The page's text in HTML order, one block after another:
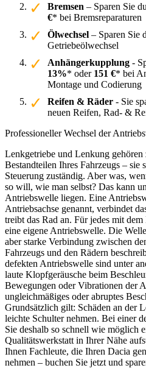
Bremsen – Sparen Sie
€* bei Bremsreparaturen
Ölwechsel – Sparen Sie
Getriebeölwechsel
Anhängerkupplung -
13%* oder 151 €* bei
Montage und Codierung
Reifen & Räder - Sie
neuen Reifen, Rad- &
Professioneller Wechsel der
Lenkgetriebe und Lenkung gehören
Bestandteilen Ihres Fahrzeugs – sie
Steuerung zuständig. Aber was,
so will, wie man selbst? Das kann
Antriebswelle liegen. Eine
Antriebsachse genannt, verbindet
treibt das Rad an. Für jedes mit
eine eigene Antriebswelle. Die
aber starke Verbindung zwischen
Fahrzeugs und den Rädern
defekten Antriebswelle sind unter
laute Klopfgeräusche beim
Bewegungen oder Vibrationen der
ungleichmäßiges oder abruptes
Grundsätzlich gilt: Schäden an der
leichte Schulter nehmen. Bei einer
Sie deshalb so schnell wie möglich
Qualitätswerkstatt in Ihrer Nähe
Ihnen Fachleute, die Ihren Dacia
nehmen – buchen Sie jetzt und